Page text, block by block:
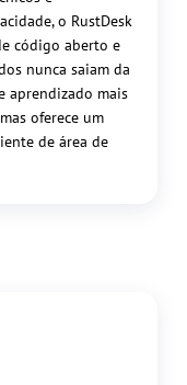
o RustDesk
código aberto e
nunca saiam da
aprendizado mais
oferece um
de área de